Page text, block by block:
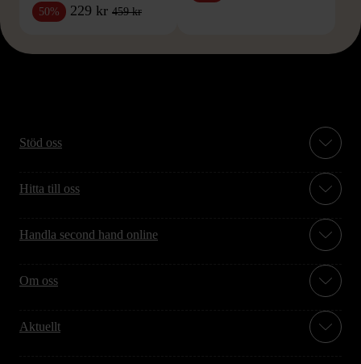
50% 229 kr 459 kr
Stöd oss
Hitta till oss
Handla second hand online
Om oss
Aktuellt